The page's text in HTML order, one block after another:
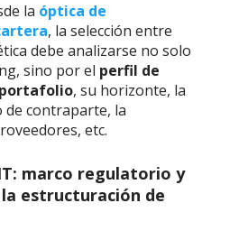
la óptica de
, la selección entre
debe analizarse no solo
sino por el perfil de
, su horizonte, la
de contraparte, la
etc.
marco regulatorio y
estructuración de